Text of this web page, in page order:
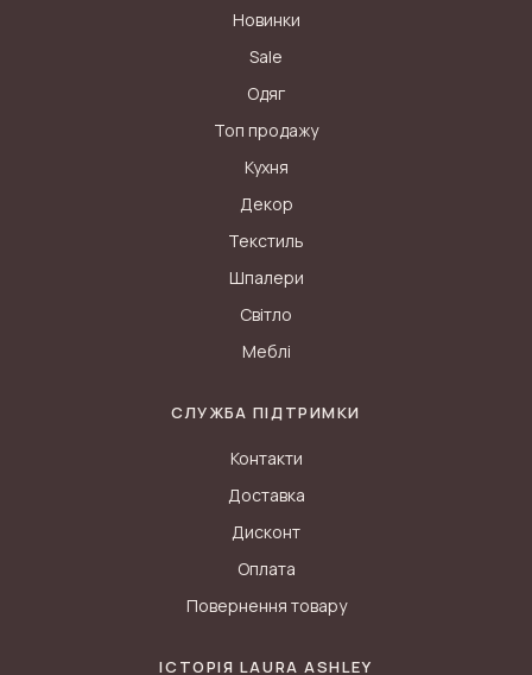
Новинки
Sale
Одяг
Топ продажу
Кухня
Декор
Текстиль
Шпалери
Світло
Меблі
СЛУЖБА ПІДТРИМКИ
Контакти
Доставка
Дисконт
Оплата
Повернення товару
ІСТОРІЯ LAURA ASHLEY